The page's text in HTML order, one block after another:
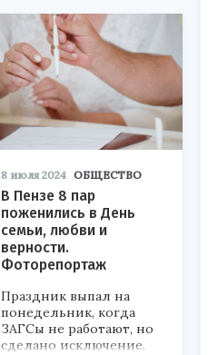
8 июля 2024 ОБЩЕСТВО
В Пензе 8 пар
поженились в День
семьи, любви и
верности.
Фоторепортаж
Праздник выпал на
понедельник, когда
ЗАГСы не работают, но
сделано исключение.